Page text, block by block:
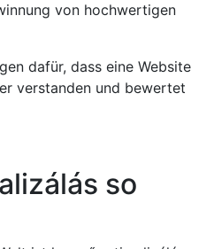
von hochwertigen
dafür, dass eine Website
verstanden und bewertet
so